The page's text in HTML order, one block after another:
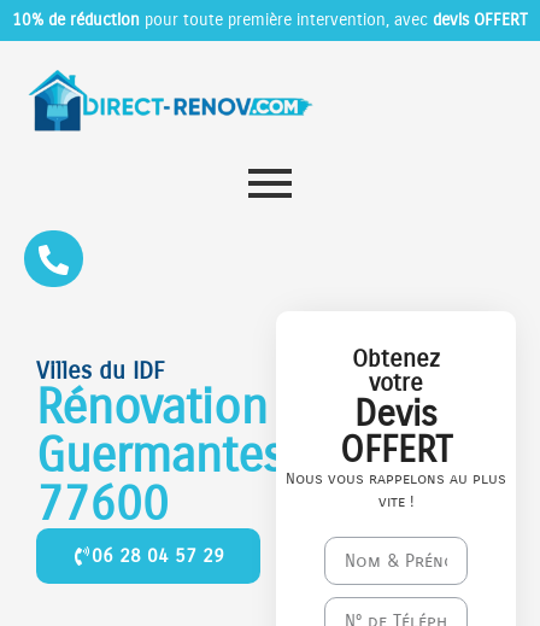
10% de réduction pour toute première intervention, avec devis OFFERT
Villes du IDF
Rénovation
Guermantes
77600
06 28 04 57 29
Obtenez
votre
Devis
OFFERT
Nous vous rappelons au plus
vite !